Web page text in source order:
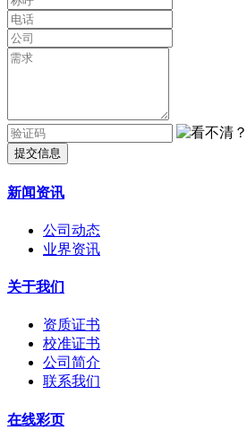
提交信息
新闻资讯
公司动态
业界资讯
关于我们
资质证书
校准证书
公司简介
联系我们
在线彩页